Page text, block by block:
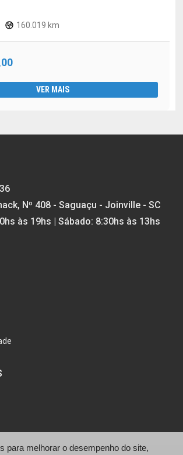
160.019 km
VER MAIS
Nº 408 - Saguaçu - Joinville - SC
às 19hs | Sábado: 8:30hs às 13hs
para melhorar o desempenho do site,